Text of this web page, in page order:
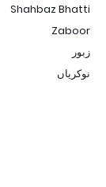
Shahbaz Bhatti
Zaboor
زبور
نوکریاں